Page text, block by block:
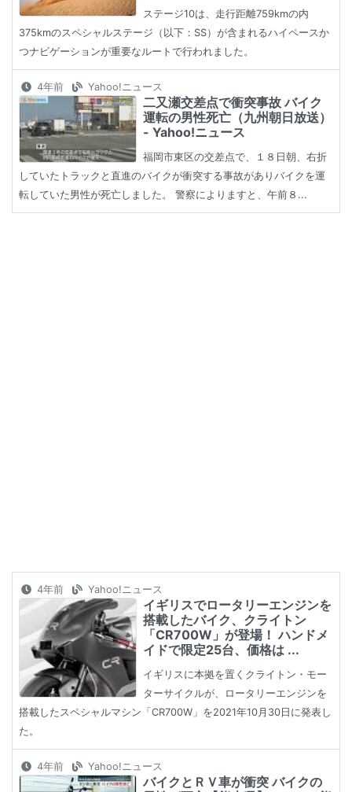
ステージ10は、走行距離759kmの内
375kmのスペシャルステージ（以下：SS）が含まれるハイペースか
つナビゲーションが重要なルートで行われました。
4年前 Yahoo!ニュース
二又瀬交差点で衝突事故 バイク
運転の男性死亡（九州朝日放送）
- Yahoo!ニュース
福岡市東区の交差点で、１８日朝、右折
していたトラックと直進のバイクが衝突する事故がありバイクを運
転していた男性が死亡しました。 警察によりますと、午前８...
4年前 Yahoo!ニュース
イギリスでロータリーエンジンを
搭載したバイク、クライトン
「CR700W」が登場！ ハンドメ
イドで限定25台、価格は ...
イギリスに本拠を置くクライトン・モー
ターサイクルが、ロータリーエンジンを
搭載したスペシャルマシン「CR700W」を2021年10月30日に発表し
た。
4年前 Yahoo!ニュース
バイクとＲＶ車が衝突 バイクの